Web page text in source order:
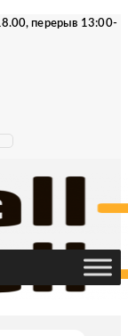
перерыв 13:00-